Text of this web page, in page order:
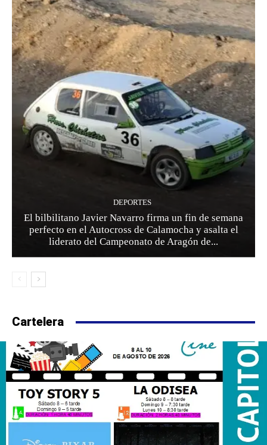
DEPORTES
El bilbilitano Javier Navarro firma un fin de semana
perfecto en el Autocross de Calamocha y asalta el
liderato del Campeonato de Aragón de...
Cartelera